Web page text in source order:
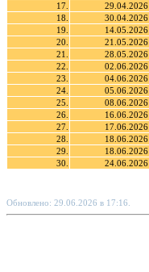
17.
29.04.2026
18.
30.04.2026
19.
14.05.2026
20.
21.05.2026
21.
28.05.2026
22.
02.06.2026
23.
04.06.2026
24.
05.06.2026
25.
08.06.2026
26.
16.06.2026
27.
17.06.2026
28.
18.06.2026
29.
18.06.2026
30.
24.06.2026
Обновлено: 29.06.2026 в 17:16.